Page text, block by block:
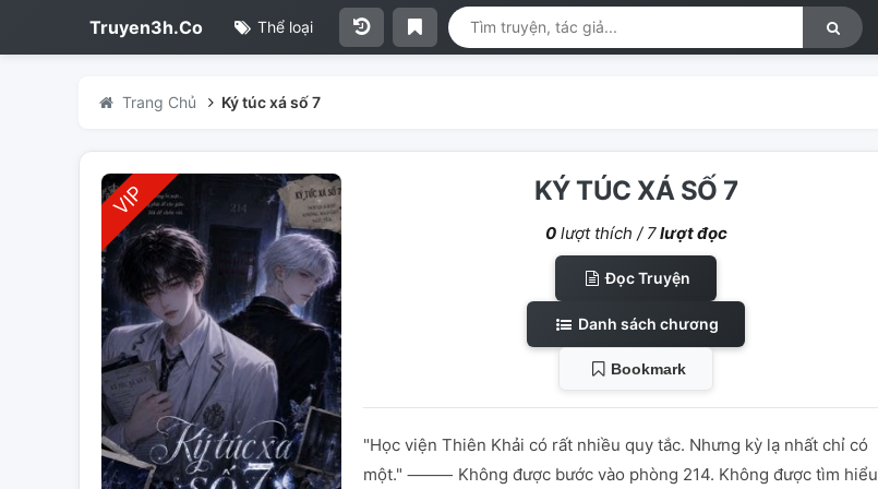
Truyen3h.Co Thể loại
Trang Chủ Ký túc xá số 7
KÝ TÚC XÁ SỐ 7
0lượt thích / 7lượt đọc
Đọc Truyện
Danh sách chương
Bookmark
"Học viện Thiên Khải có rất nhiều quy tắc. Nhưng kỳ lạ nhất chỉ có
một." ⸻ Không được bước vào phòng 214. Không được tìm hiểu